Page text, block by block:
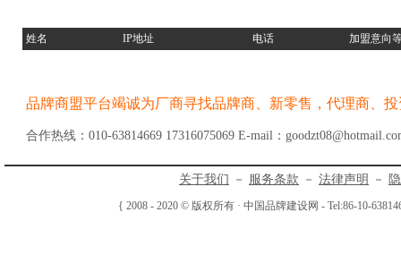
姓名 IP地址 电话 加盟意向
品牌商盟平台竭诚为厂商寻找品牌商、新零售，代理商、
合作热线：010-63814669 17316075069 E-mail：
关于我们 － 服务条款 － 法律声明 －
{ 2008 - 2020 © 版权所有 · 中国品牌建设网 - Tel:86-10-